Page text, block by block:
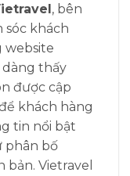
, bên
sóc khách
website
thấy
được cập
khách hàng
tin nổi bật
phân bố
Vietravel